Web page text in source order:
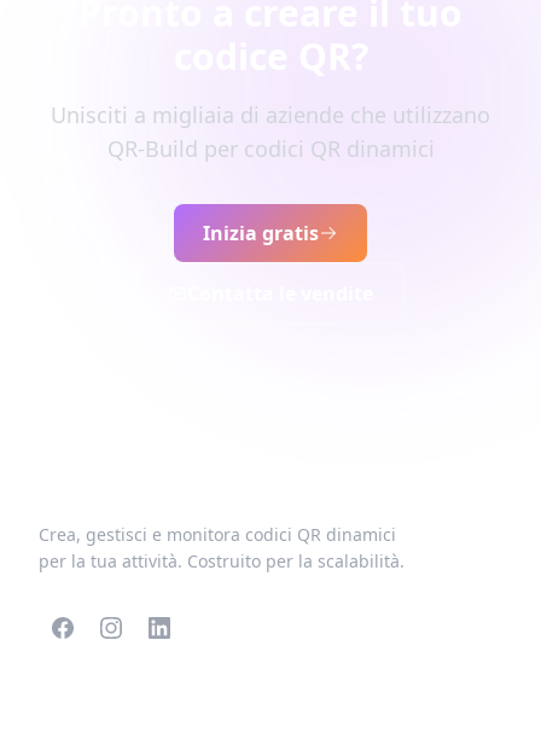
Unisciti a migliaia di aziende che utilizzano
QR-Build per codici QR dinamici
Inizia gratis
Crea, gestisci e monitora codici QR dinamici
per la tua attività. Costruito per la scalabilità.